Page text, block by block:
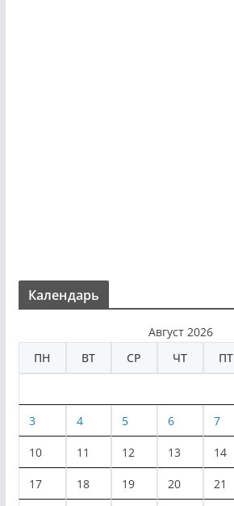
Календарь
Август 2026
ПН
ВТ СР ЧТ ПТ
3 4 5 6 7
10 11 12 13 14
17 18 19 20 21